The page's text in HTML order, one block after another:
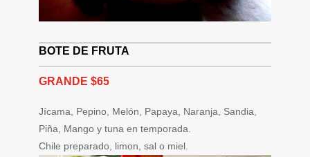
BOTE DE FRUTA
GRANDE $65
Jícama, Pepino, Melón, Papaya, Naranja, Sandia,
Piña, Mango y tuna en temporada.
Chile preparado, limon, sal o miel.